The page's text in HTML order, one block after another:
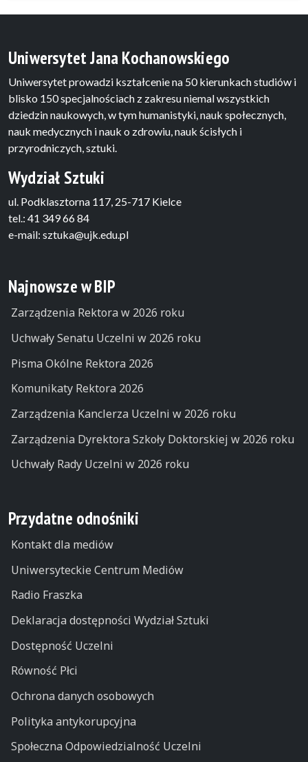
Uniwersytet Jana Kochanowskiego
Uniwersytet prowadzi kształcenie na 50 kierunkach studiów i
blisko 150 specjalnościach z zakresu niemal wszystkich
dziedzin naukowych, w tym humanistyki, nauk społecznych,
nauk medycznych i nauk o zdrowiu, nauk ścisłych i
przyrodniczych, sztuki.
Wydział Sztuki
ul. Podklasztorna 117, 25-717 Kielce
tel.: 41 349 66 84
e-mail: sztuka@ujk.edu.pl
Najnowsze w BIP
Zarządzenia Rektora w 2026 roku
Uchwały Senatu Uczelni w 2026 roku
Pisma Okólne Rektora 2026
Komunikaty Rektora 2026
Zarządzenia Kanclerza Uczelni w 2026 roku
Zarządzenia Dyrektora Szkoły Doktorskiej w 2026 roku
Uchwały Rady Uczelni w 2026 roku
Przydatne odnośniki
Kontakt dla mediów
Uniwersyteckie Centrum Mediów
Radio Fraszka
Deklaracja dostępności Wydział Sztuki
Dostępność Uczelni
Równość Płci
Ochrona danych osobowych
Polityka antykorupcyjna
Społeczna Odpowiedzialność Uczelni